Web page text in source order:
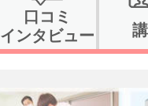
駅・路線か
通信講座を
口コミ
インタビュー